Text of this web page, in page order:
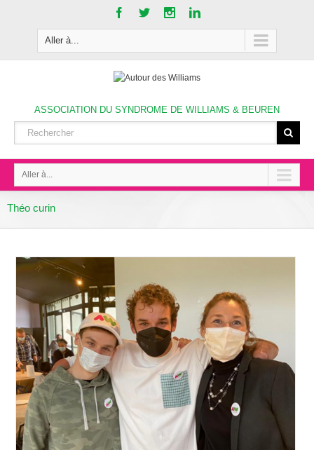
Aller à...
ASSOCIATION DU SYNDROME DE WILLIAMS & BEUREN
Aller à...
Théo curin